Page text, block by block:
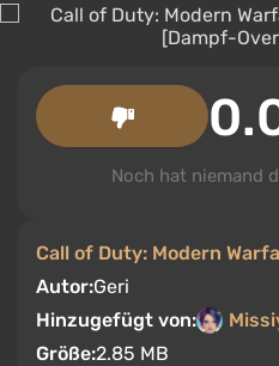
Call of Duty: Modern
Autor:Geri
Hinzugefügt von:
Größe:2.85 MB
Noch hat niemand